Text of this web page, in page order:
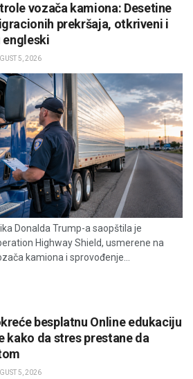
vozača kamiona: Desetine
prekršaja, otkriveni i
engleski
5, 2026
Donalda Trump-a saopštila je
Highway Shield, usmerene na
kamiona i sprovođenje...
besplatnu Online edukaciju
kako da stres prestane da
5, 2026